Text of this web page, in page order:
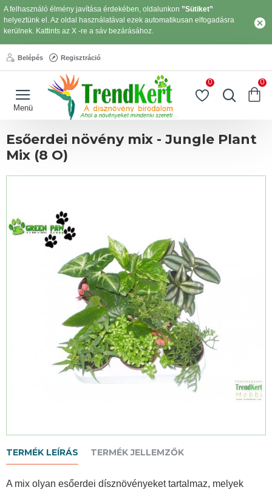
A felhasználó élmény javítása érdekében, oldalunkon ”Sütiket”
helyeztünk el. Az oldal használatával ezek automatikusan elfogadásra
kerülnek. Kattints az X -re a sáv bezárásához.
Belépés Regisztráció
0 0
Esőerdei növény mix - Jungle Plant
Mix (8 O)
TERMÉK LEÍRÁS TERMÉK JELLEMZŐK
A mix olyan esőerdei dísznövényeket tartalmaz, melyek